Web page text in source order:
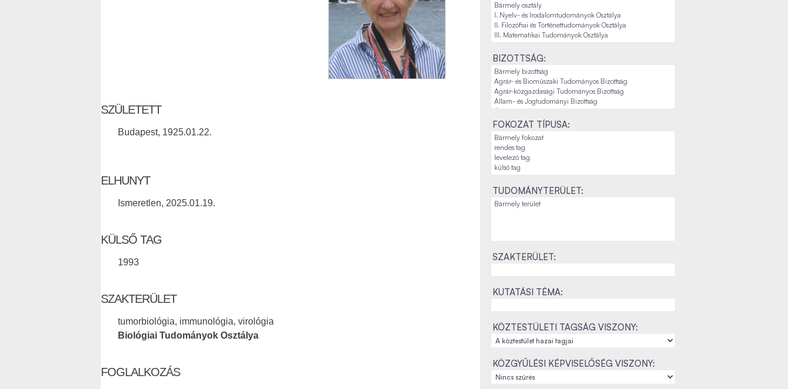
SZÜLETETT
Budapest, 1925.01.22.
ELHUNYT
Ismeretlen, 2025.01.19.
KÜLSŐ TAG
1993
SZAKTERÜLET
tumorbiológia, immunológia, virológia
Biológiai Tudományok Osztálya
FOGLALKOZÁS
BIZOTTSÁG:
FOKOZAT TÍPUSA:
TUDOMÁNYTERÜLET:
SZAKTERÜLET:
KUTATÁSI TÉMA:
KÖZTESTÜLETI TAGSÁG VISZONY:
KÖZGYŰLÉSI KÉPVISELŐSÉG VISZONY: